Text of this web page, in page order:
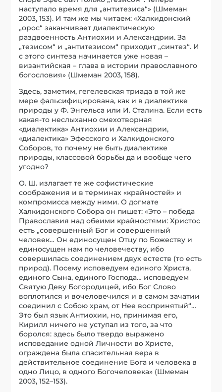
наступало время для „антитезиса“» (Шмеман
2003, 153). И там же мы читаем: «Халкидонский
„орос“ заканчивает диалектическую
раздвоенность Антиохии и Александрии. За
„тезисом“ и „антитезисом“ приходит „синтез“. И
с этого синтеза начинается уже новая –
византийская – глава в истории православного
богословия» (Шмеман 2003, 158).
Здесь, заметим, гегелевская триада в той же
мере фальсифицирована, как и в диалектике
природы у Ф. Энгельса или И. Сталина. Если есть
какая-то неслыханно смехотворная
«диалектика» Антиохии и Александрии,
«диалектика» Эфесского и Халкидонского
Соборов, то почему не быть диалектике
природы, классовой борьбы да и вообще чего
угодно?
О. Ш. излагает те же софистические
соображения и в терминах «крайностей» и
компромисса между ними. О догмате
Халкидонского Собора он пишет: «Это – победа
Православия над обеими крайностями: Христос
есть „совершенный Бог и совершенный
человек… Он единосущен Отцу по Божеству и
единосущен нам по человечеству, ибо
совершилась соединением двух естеств (то есть
природ). Посему исповедуем единого Христа,
единого Сына, единого Господа… исповедуем
Святую Деву Богородицей, ибо Бог Слово
воплотился и вочеловечился и в самом зачатии
соединил с Собою храм, от Нее воспринятый“…
Это был язык Антиохии, но, принимая его,
Кирилл ничего не уступал из того, за что
боролся: здесь было твердо выражено
исповедание одной Личности во Христе,
ограждена была спасительная вера в
действительное соединение Бога и человека в
одно Лицо, в одного Богочеловека» (Шмеман
2003, 152–153).